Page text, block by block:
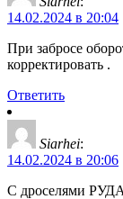
14.02.2024 в 20:04
При забросе
корректировать .
Ответить
Siarhei:
14.02.2024 в 20:06
С дроселями